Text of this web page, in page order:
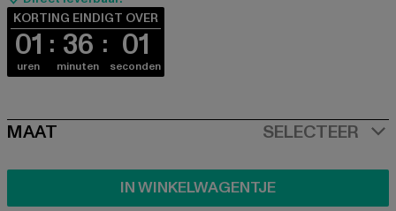
KORTING EINDIGT OVER
01
uren
36
minuten
01
seconden
SIZE
MAAT SELECTEER
IN WINKELWAGENTJE